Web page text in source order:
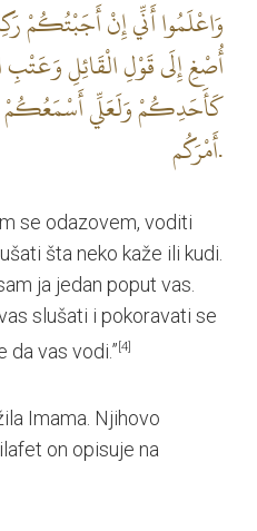
وَاعْلَمُوا أَنِّي‏ إِنْ‏ أَجَبْتُكُمْ‏
أُصْغِ إِلَى قَوْلِ الْقَائِلِ وَعَتْبِ
كَأَحَدِكُمْ وَلَعَلِّي أَسْمَعُكُمْ
أَمْرَكُم‏.
se odazovem, voditi
šta neko kaže ili kudi.
ja jedan poput vas.
slušati i pokoravati se
vas vodi.” [4]
Imama. Njihovo
on opisuje na